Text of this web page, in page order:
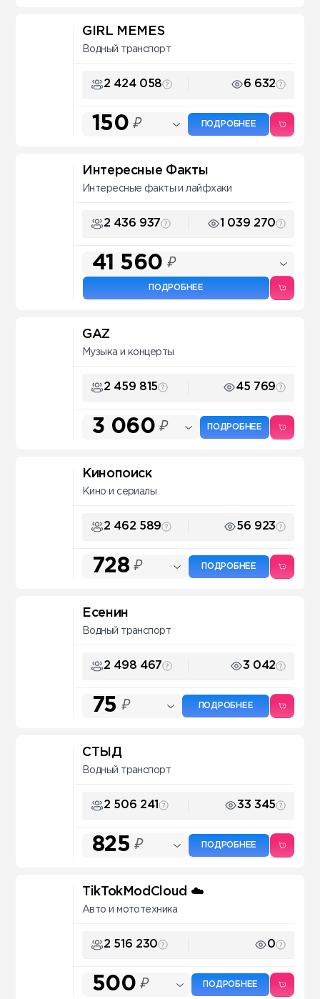
GIRL MEMES
Водный транспорт
2 424 058 6 632
150 ₽ ПОДРОБНЕЕ
Интересные Факты
Интересные факты и лайфхаки
2 436 937 1 039 270
41 560 ₽
ПОДРОБНЕЕ
GAZ
Музыка и концерты
2 459 815 45 769
3 060 ₽ ПОДРОБНЕЕ
Кинопоиск
Кино и сериалы
2 462 589 56 923
728 ₽ ПОДРОБНЕЕ
Есенин
Водный транспорт
2 498 467 3 042
75 ₽ ПОДРОБНЕЕ
СТЫД
Водный транспорт
2 506 241 33 345
825 ₽ ПОДРОБНЕЕ
TikTokModCloud ☁️
Авто и мототехника
2 516 230 0
500 ₽ ПОДРОБНЕЕ